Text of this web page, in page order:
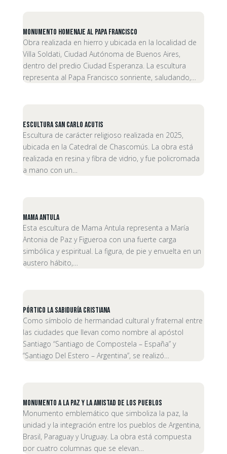
Monumento Homenaje al Papa Francisco
Obra realizada en hierro y ubicada en la localidad de
Villa Soldati, Ciudad Autónoma de Buenos Aires,
dentro del predio Ciudad Esperanza. La escultura
representa al Papa Francisco sonriente, saludando,…
Escultura San Carlo Acutis
Escultura de carácter religioso realizada en 2025,
ubicada en la Catedral de Chascomús. La obra está
realizada en resina y fibra de vidrio, y fue policromada
a mano con un…
Mama Antula
Esta escultura de Mama Antula representa a María
Antonia de Paz y Figueroa con una fuerte carga
simbólica y espiritual. La figura, de pie y envuelta en un
austero hábito,…
Pórtico La sabiduría Cristiana
Como símbolo de hermandad cultural y fraternal entre
las ciudades que llevan como nombre al apóstol
Santiago “Santiago de Compostela – España” y
“Santiago Del Estero – Argentina”, se realizó…
Monumento a la paz y la amistad de los pueblos
Monumento emblemático que simboliza la paz, la
unidad y la integración entre los pueblos de Argentina,
Brasil, Paraguay y Uruguay. La obra está compuesta
por cuatro columnas que se elevan…